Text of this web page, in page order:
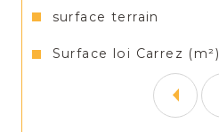
surface terrain
Surface loi Carrez (m²)
(entre 12 m² et 24 m²),